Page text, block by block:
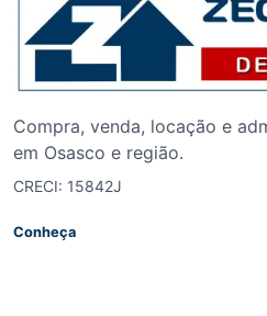
Compra, venda, locação e
em Osasco e região.
CRECI: 15842J
Conheça